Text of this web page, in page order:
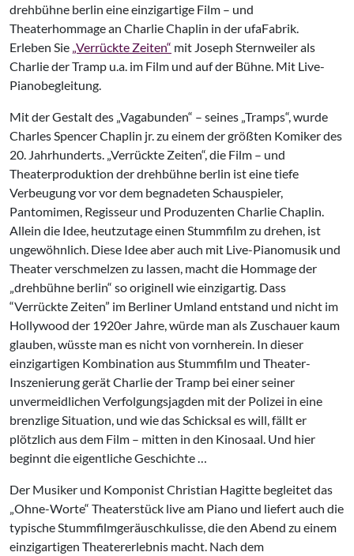
drehbühne berlin eine einzigartige Film – und
Theaterhommage an Charlie Chaplin in der ufaFabrik.
Erleben Sie „Verrückte Zeiten“ mit Joseph Sternweiler als
Charlie der Tramp u.a. im Film und auf der Bühne. Mit Live-
Pianobegleitung.
Mit der Gestalt des „Vagabunden“ – seines „Tramps“, wurde
Charles Spencer Chaplin jr. zu einem der größten Komiker des
20. Jahrhunderts. „Verrückte Zeiten“, die Film – und
Theaterproduktion der drehbühne berlin ist eine tiefe
Verbeugung vor vor dem begnadeten Schauspieler,
Pantomimen, Regisseur und Produzenten Charlie Chaplin.
Allein die Idee, heutzutage einen Stummfilm zu drehen, ist
ungewöhnlich. Diese Idee aber auch mit Live-Pianomusik und
Theater verschmelzen zu lassen, macht die Hommage der
„drehbühne berlin“ so originell wie einzigartig. Dass
“Verrückte Zeiten” im Berliner Umland entstand und nicht im
Hollywood der 1920er Jahre, würde man als Zuschauer kaum
glauben, wüsste man es nicht von vornherein. In dieser
einzigartigen Kombination aus Stummfilm und Theater-
Inszenierung gerät Charlie der Tramp bei einer seiner
unvermeidlichen Verfolgungsjagden mit der Polizei in eine
brenzlige Situation, und wie das Schicksal es will, fällt er
plötzlich aus dem Film – mitten in den Kinosaal. Und hier
beginnt die eigentliche Geschichte …
Der Musiker und Komponist Christian Hagitte begleitet das
„Ohne-Worte“ Theaterstück live am Piano und liefert auch die
typische Stummfilmgeräuschkulisse, die den Abend zu einem
einzigartigen Theatererlebnis macht. Nach dem